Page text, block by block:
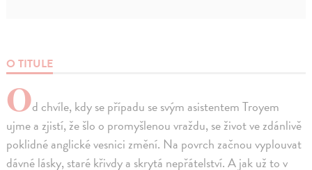
O TITULE
Od chvíle, kdy se případu se svým asistentem Troyem
ujme a zjistí, že šlo o promyšlenou vraždu, se život ve zdánlivě
poklidné anglické vesnici změní. Na povrch začnou vyplouvat
dávné lásky, staré křivdy a skrytá nepřátelství. A jak už to v